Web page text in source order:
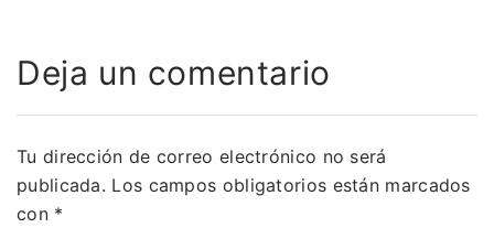
Deja un comentario
Tu dirección de correo electrónico no será
publicada. Los campos obligatorios están marcados
con *